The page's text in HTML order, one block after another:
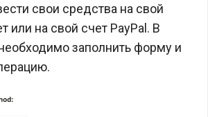
свои средства на свой
или на свой счет PayPal. В
заполнить форму и